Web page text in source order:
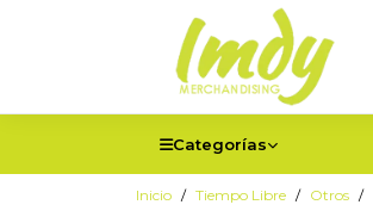
Categorías
Inicio Tiempo Libre Otros